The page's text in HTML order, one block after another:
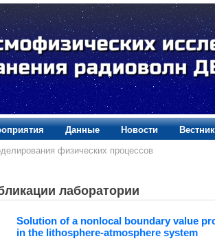
Данные Новости
физических процессов
лаборатории
Solution of a nonlocal boundary value
in the lithosphere-atmosphere system